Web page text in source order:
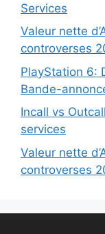
Services
Valeur nette
controverses
PlayStation 6:
Bande-
Incall vs
services
Valeur nette
controverses